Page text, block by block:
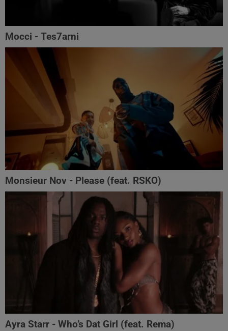
Mocci - Tes7arni
Monsieur Nov‬ - Please (feat. RSKO)
Ayra Starr - Who’s Dat Girl (feat. Rema)